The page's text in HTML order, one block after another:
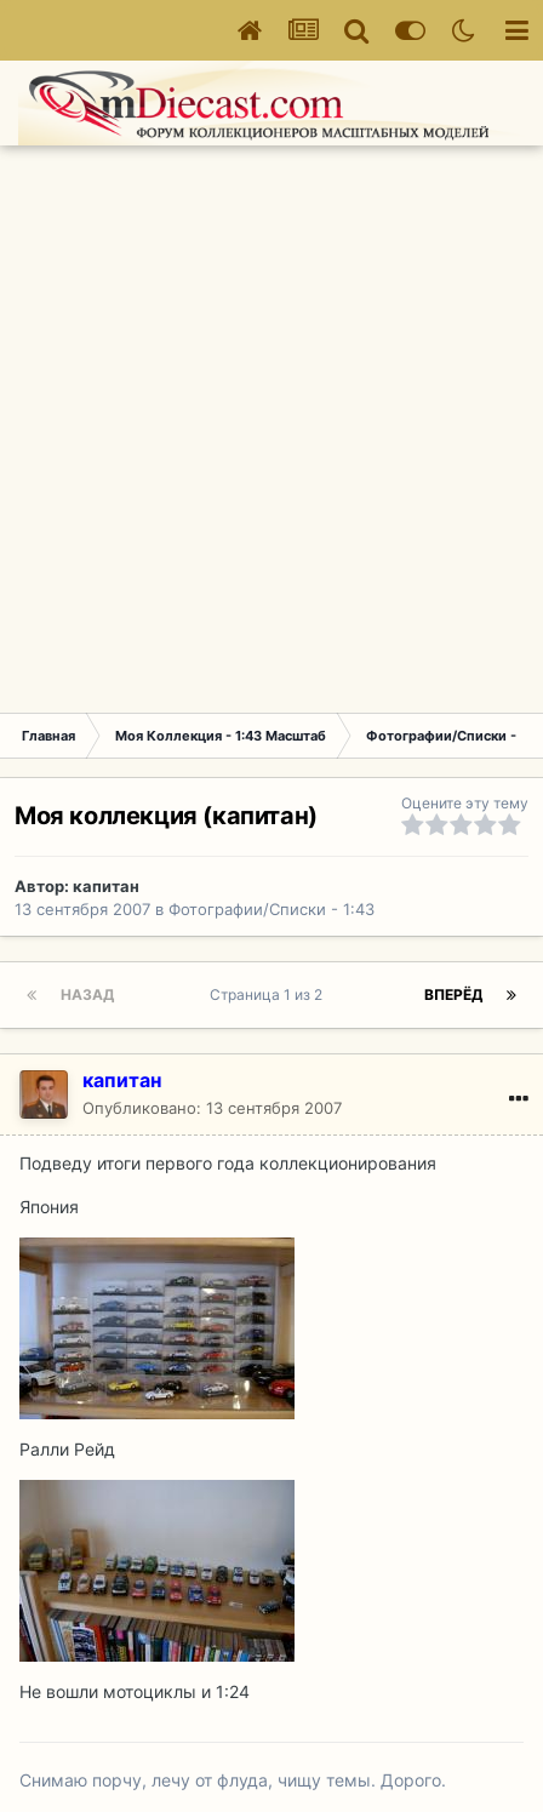
Главная Моя Коллекция - 1:43 Масштаб Фотографии/Списки -
Моя коллекция (капитан) Оцените эту тему
Автор: капитан
13 сентября 2007 в Фотографии/Списки - 1:43
НАЗАД ВПЕРЁД
Страница 1 из 2
капитан
Опубликовано: 13 сентября 2007
Подведу итоги первого года коллекционирования
Япония
Ралли Рейд
Не вошли мотоциклы и 1:24
Снимаю порчу, лечу от флуда, чищу темы. Дорого.